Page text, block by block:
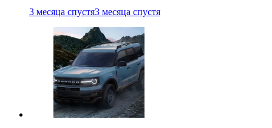
3 месяца спустя3 месяца спустя